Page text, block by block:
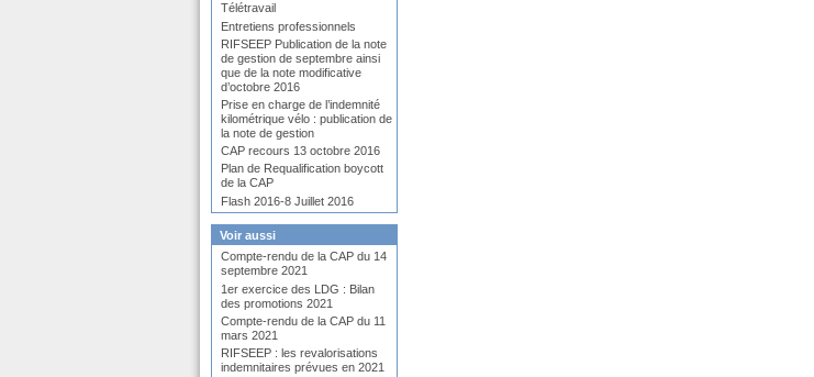
Télétravail
Entretiens professionnels
RIFSEEP Publication de la note
de gestion de septembre ainsi
que de la note modificative
d’octobre 2016
Prise en charge de l’indemnité
kilométrique vélo : publication de
la note de gestion
CAP recours 13 octobre 2016
Plan de Requalification boycott
de la CAP
Flash 2016-8 Juillet 2016
Voir aussi
Compte-rendu de la CAP du 14
septembre 2021
1er exercice des LDG : Bilan
des promotions 2021
Compte-rendu de la CAP du 11
mars 2021
RIFSEEP : les revalorisations
indemnitaires prévues en 2021